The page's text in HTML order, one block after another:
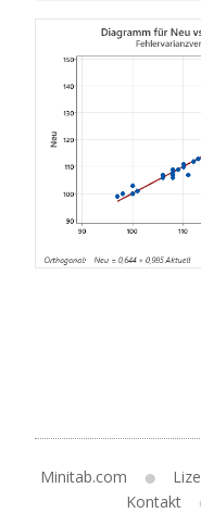
Minitab.com
Kontakt